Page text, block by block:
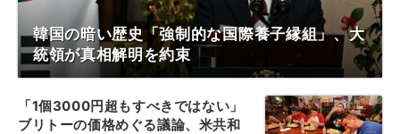
韓国の暗い歴史「強制的な国際養子縁組」、大
統領が真相解明を約束
「1個3000円超もすべきではない」
ブリトーの価格めぐる議論、米共和